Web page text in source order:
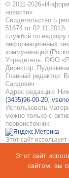
© 2011-
новости»
Свидетельство о
51674 от
службой по надзору
информационных
коммуникаций
Учредитель: ООО
Директор:
Главный редактор:
Саидович
Адрес редакции:
(3435)96-00-20,
Использовать
можно только с
первоисточник
Этот сайт
использованием
конфиденциальности
персональных данных
Этот сайт
сайтом, вы